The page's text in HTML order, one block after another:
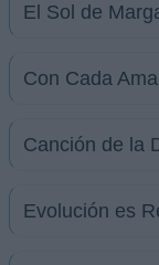
El Sol de
Con Cada
Canción de la
Evolución es